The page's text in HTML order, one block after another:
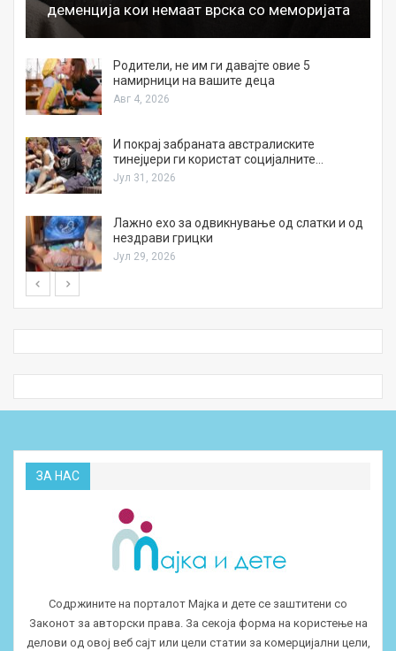
деменција кои немаат врска со меморијата
Родители, не им ги давајте овие 5
намирници на вашите деца
Авг 4, 2026
И покрај забраната австралиските
тинејџери ги користат социјалните…
Јул 31, 2026
Лажно ехо за одвикнување од слатки и од
нездрави грицки
Јул 29, 2026
ЗА НАС
Содржините на порталот Мајка и дете се заштитени со
Законот за авторски права. За секоја форма на користење на
делови од овој веб сајт или цели статии за комерцијални цели,